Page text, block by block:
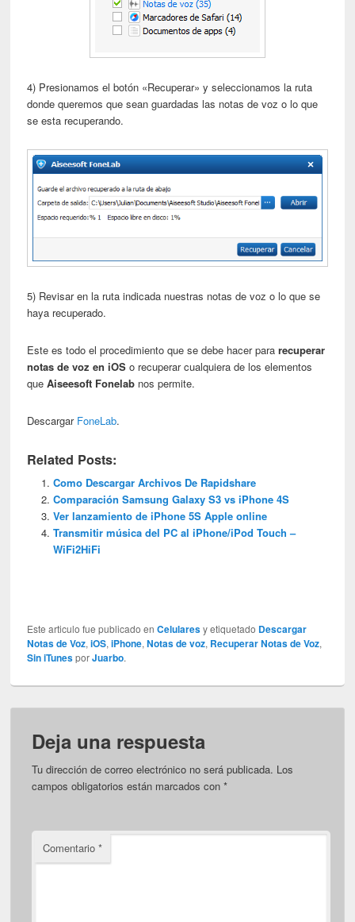
4) Presionamos el botón «Recuperar» y seleccionamos la ruta
donde queremos que sean guardadas las notas de voz o lo que
se esta recuperando.
5) Revisar en la ruta indicada nuestras notas de voz o lo que se
haya recuperado.
Este es todo el procedimiento que se debe hacer pararecuperar
notas de voz en iOS o recuperar cualquiera de los elementos
queAiseesoft Fonelab nos permite.
Descargar FoneLab.
Related Posts:
Como Descargar Archivos De Rapidshare
Comparación Samsung Galaxy S3 vs iPhone 4S
Ver lanzamiento de iPhone 5S Apple online
Transmitir música del PC al iPhone/iPod Touch –
WiFi2HiFi
Este articulo fue publicado enCelularesy etiquetado Descargar
Notas de Voz,iOS,iPhone,Notas de voz, Recuperar Notas de Voz,
Sin iTunesporJuarbo.
Deja una respuesta
Tu dirección de correo electrónico no será publicada. Los
campos obligatorios están marcados con*
Comentario*